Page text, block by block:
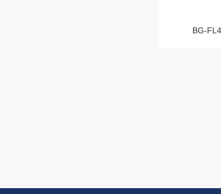
BG-